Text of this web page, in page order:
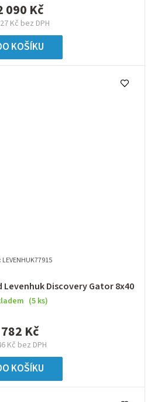
Kč bez DPH
090 Kč
KOŠÍKU
Discovery Gator 8x40
(5 ks)
Kč bez DPH
782 Kč
KOŠÍKU
LEVENHUK77915